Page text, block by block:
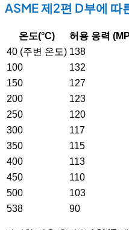
ASME 제2편 D부에 따
온도(°C) 허용 응력
40 (주변 온도) 138
100
132
150
127
200
123
250
120
300
117
350
115
400
113
450
110
500
103
538
90